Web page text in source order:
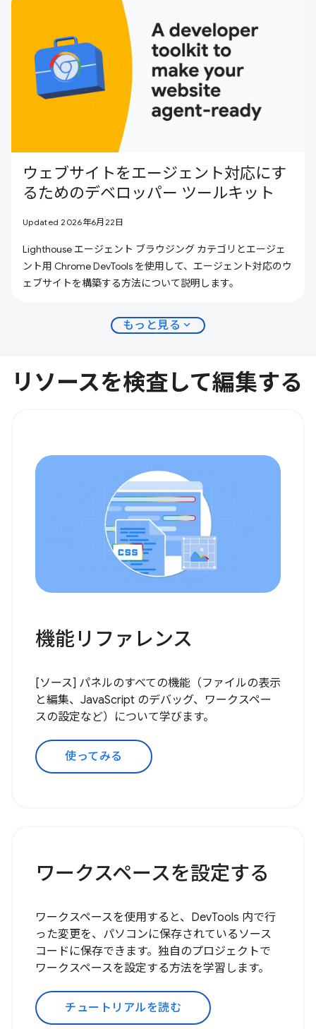
ウェブサイトをエージェント対応にす
るためのデベロッパー ツールキット
Updated 2026年6月22日
Lighthouse エージェント ブラウジング カテゴリとエージェ
ント用 Chrome DevTools を使用して、エージェント対応のウ
ェブサイトを構築する方法について説明します。
もっと見る expand_more
リソースを検査して編集する
機能リファレンス
[ソース] パネルのすべての機能（ファイルの表示
と編集、JavaScript のデバッグ、ワークスペー
スの設定など）について学びます。
使ってみる
ワークスペースを設定する
ワークスペースを使用すると、DevTools 内で行
った変更を、パソコンに保存されているソース
コードに保存できます。独自のプロジェクトで
ワークスペースを設定する方法を学習します。
チュートリアルを読む